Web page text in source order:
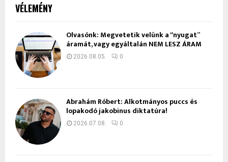
VÉLEMÉNY
Olvasónk: Megvetetik velünk a “nyugat”
áramát, vagy egyáltalán NEM LESZ ÁRAM
2026.08.05. 0
Ábrahám Róbert: Alkotmányos puccs és
lopakodó jakobinus diktatúra!
2026.07.08. 0